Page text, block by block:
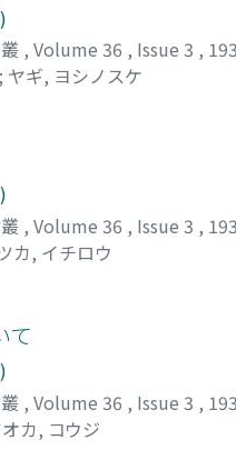
, Volume 36 , Issue 3 ,
; ヤギ, ヨシノスケ
, Volume 36 , Issue 3 ,
カ, イチロウ
て
, Volume 36 , Issue 3 ,
カ, コウジ